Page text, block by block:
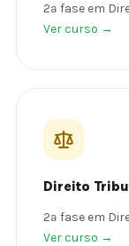
2ª fase em
Ver curso →
Direito
2ª fase em
Ver curso →